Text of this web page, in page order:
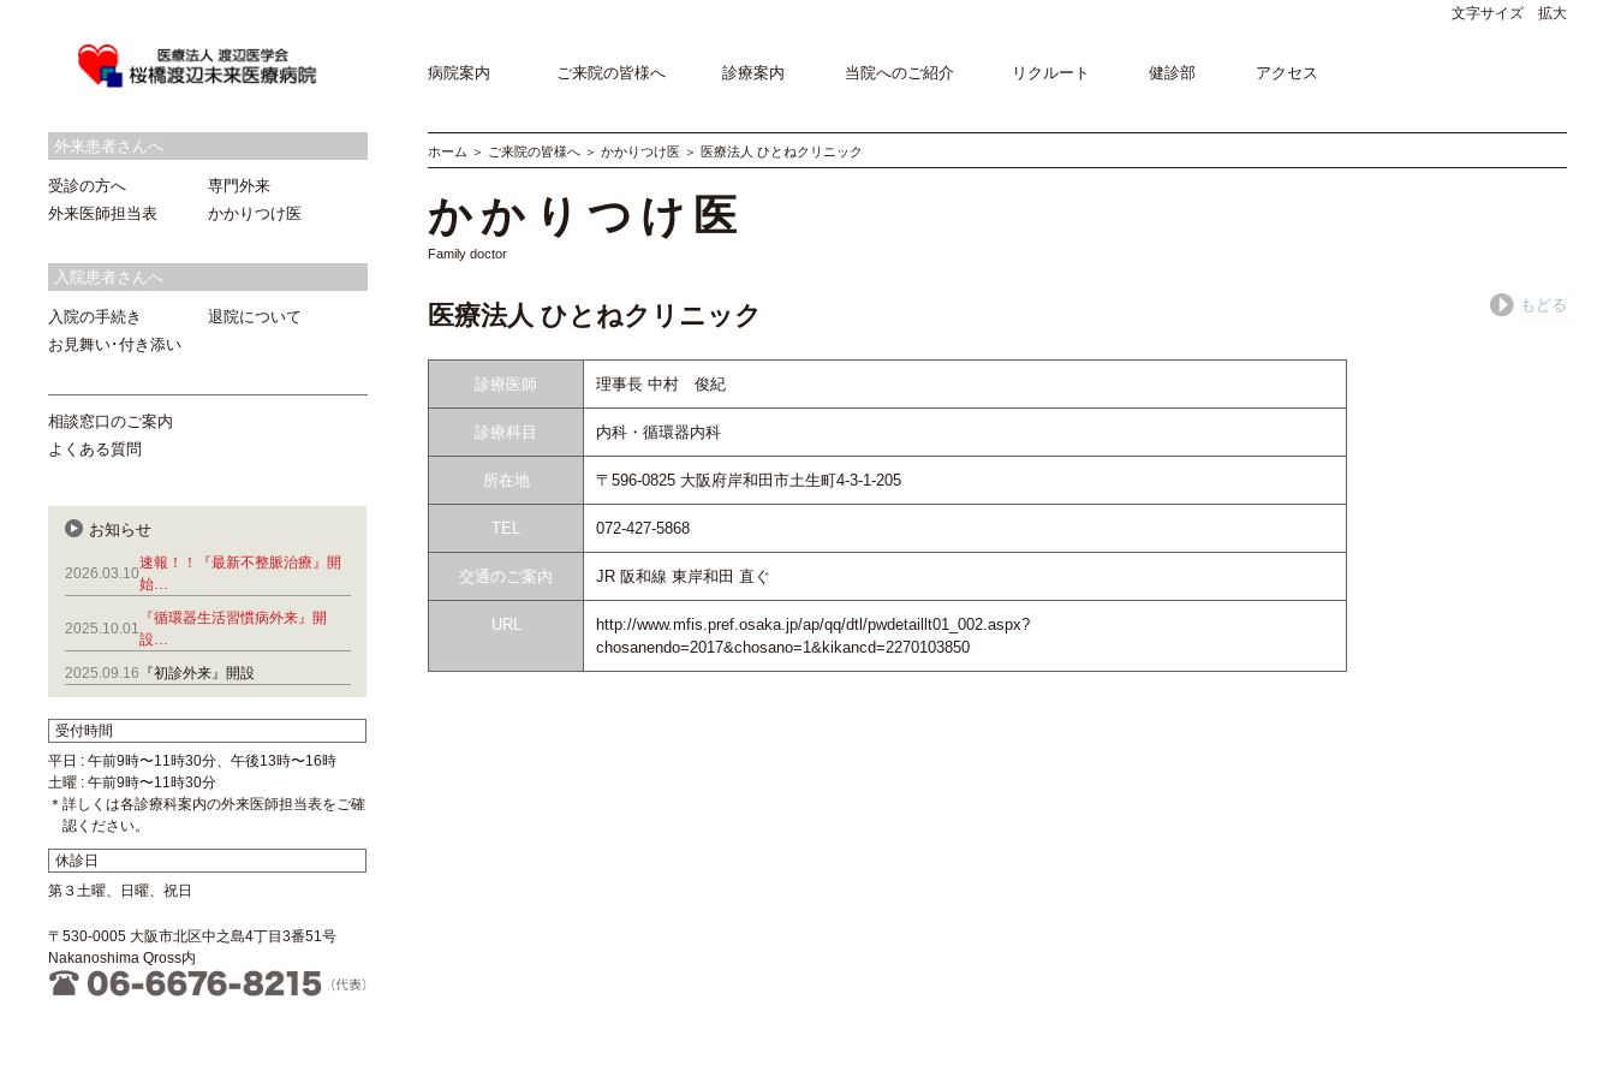
病院案内 ご来院の皆様へ 診療案内 当院へのご紹介 リクルート 健診部 アクセス
文字サイズ 拡大
ホーム ＞ ご来院の皆様へ ＞かかりつけ医 ＞医療法人 ひとねクリニック
かかりつけ医
Family doctor
もどる
医療法人 ひとねクリニック
診療医師 理事長 中村 俊紀
診療科目 内科・循環器内科
所在地 〒596-0825 大阪府岸和田市土生町4-3-1-205
TEL 072-427-5868
交通のご案内 JR 阪和線 東岸和田 直ぐ
URL
http://www.mfis.pref.osaka.jp/ap/qq/dtl/pwdetaillt01_002.aspx?
chosanendo=2017&chosano=1&kikancd=2270103850
外来患者さんへ
受診の方へ
外来医師担当表
専門外来
かかりつけ医
入院患者さんへ
入院の手続き
お見舞い･付き添い
退院について
相談窓口のご案内
よくある質問
お知らせ
2026.03.10
速報！！『最新不整脈治療』開
始…
2025.10.01
『循環器生活習慣病外来』開
設…
2025.09.16 『初診外来』開設
受付時間
平日 : 午前9時〜11時30分、午後13時〜16時
土曜 : 午前9時〜11時30分
＊詳しくは各診療科案内の外来医師担当表をご確
認ください。
休診日
第３土曜、日曜、祝日
〒530-0005 大阪市北区中之島4丁目3番51号
Nakanoshima Qross内